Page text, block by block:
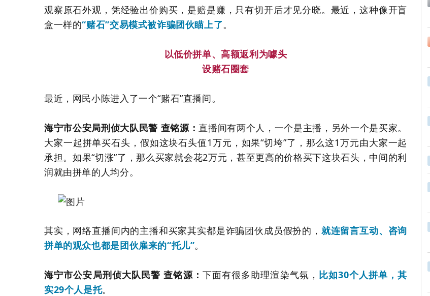
观察原石外观，凭经验出价购买，是赔是赚，只有切开后才见分晓。最近，这种像开盲
盒一样的“赌石”交易模式被诈骗团伙瞄上了。
以低价拼单、高额返利为噱头
设赌石圈套
最近，网民小陈进入了一个“赌石”直播间。
海宁市公安局刑侦大队民警 查铭源： 直播间有两个人，一个是主播，另外一个是买家。
大家一起拼单买石头，假如这块石头值1万元，如果“切垮”了，那么这1万元由大家一起
承担。如果“切涨”了，那么买家就会花2万元，甚至更高的价格买下这块石头，中间的利
润就由拼单的人均分。
其实，网络直播间内的主播和买家其实都是诈骗团伙成员假扮的， 就连留言互动、咨询
拼单的观众也都是团伙雇来的“托儿”。
海宁市公安局刑侦大队民警 查铭源： 下面有很多助理渲染气氛， 比如30个人拼单，其
实29个人是托。